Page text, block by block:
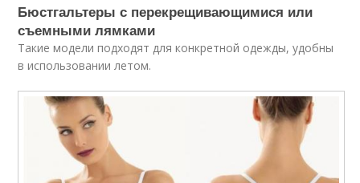
Бюстгальтеры с перекрещивающимися или
съемными лямками
Такие модели подходят для конкретной одежды, удобны
в использовании летом.